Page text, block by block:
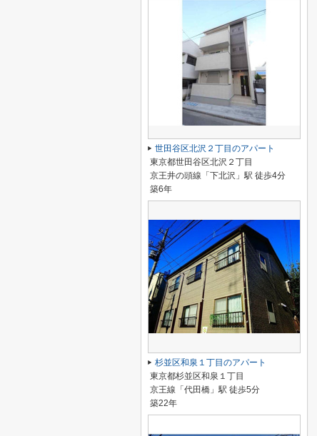
世田谷区北沢２丁目のアパート
東京都世田谷区北沢２丁目
京王井の頭線「下北沢」駅 徒歩4分
築6年
杉並区和泉１丁目のアパート
東京都杉並区和泉１丁目
京王線「代田橋」駅 徒歩5分
築22年